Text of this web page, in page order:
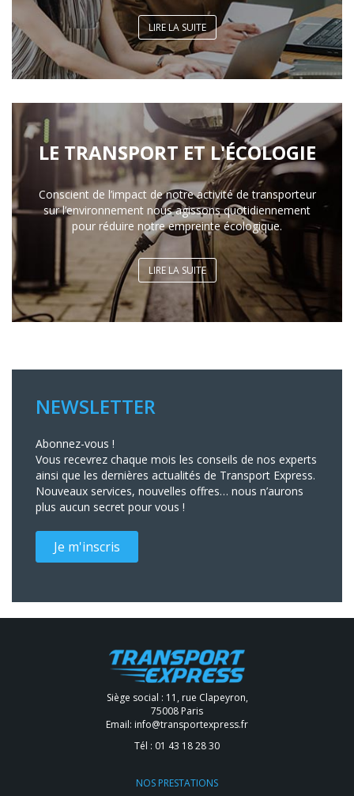
LIRE LA SUITE
LE TRANSPORT ET L'ÉCOLOGIE
Conscient de l’impact de notre activité de transporteur
sur l’environnement nous agissons quotidiennement
pour réduire notre empreinte écologique.
LIRE LA SUITE
NEWSLETTER
Abonnez-vous !
Vous recevrez chaque mois les conseils de nos experts
ainsi que les dernières actualités de Transport Express.
Nouveaux services, nouvelles offres… nous n’aurons
plus aucun secret pour vous !
Je m'inscris
Siège social : 11, rue Clapeyron,
75008 Paris
Email: info@transportexpress.fr
Tél : 01 43 18 28 30
NOS PRESTATIONS